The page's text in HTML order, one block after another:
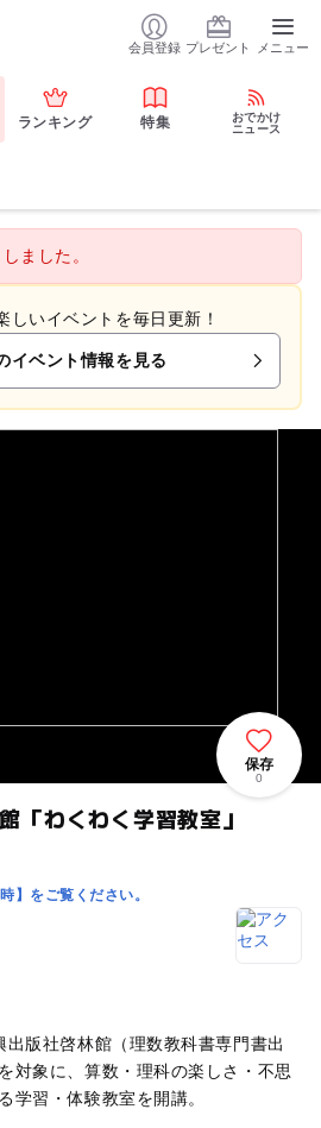
会員登録 プレゼント メニュー
ランキング 特集
おでかけ
ニュース
ました。
しいイベントを毎日更新！
イベント情報を見る
「わくわく学習教室」
】をご覧ください。
保存
0
版社啓林館（理数教科書専門書出
対象に、算数・理科の楽しさ・不思
学習・体験教室を開講。